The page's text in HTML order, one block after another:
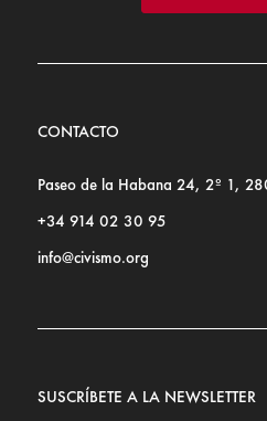
CONTACTO
Paseo de la Habana 24, 2º 1,
+34 914 02 30 95
info@civismo.org
SUSCRÍBETE A LA NEWSLETTER